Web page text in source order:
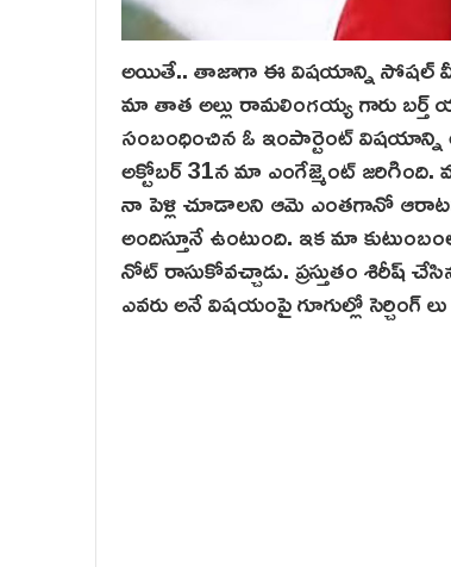
అయితే.. తాజాగా ఈ విషయాన్ని సోషల్
మా తాత అల్లు రామలింగయ్య గారు బర్త్
సంబంధించిన ఓ ఇంపార్టెంట్
అక్టోబర్ 31న మా ఎంగేజ్మెంట్ జరిగింది.
నా పెళ్లి చూడాలని ఆమె ఎంతగానో
అందిస్తూనే ఉంటుంది. ఇక మా
నోట్ రాసుకోవచ్చాడు. ప్రస్తుతం శిరీష్
ఎవ‌రు అనే విషయంపై గూగుల్లో సెర్చింగ్